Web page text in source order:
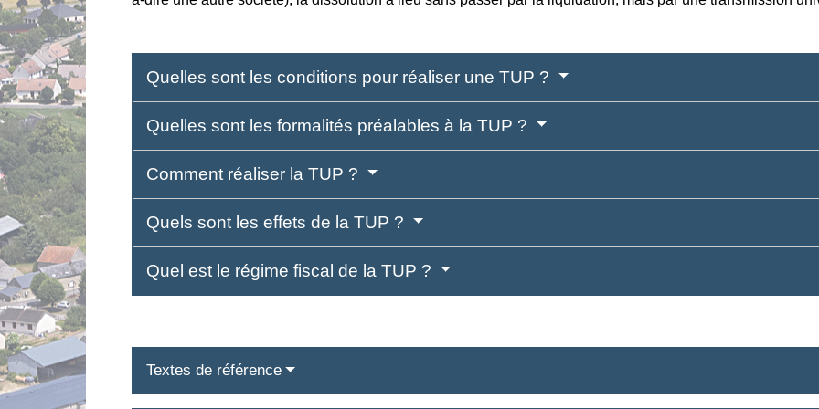
Quelles sont les conditions pour réaliser une TUP ?
Quelles sont les formalités préalables à la TUP ?
Comment réaliser la TUP ?
Quels sont les effets de la TUP ?
Quel est le régime fiscal de la TUP ?
Textes de référence